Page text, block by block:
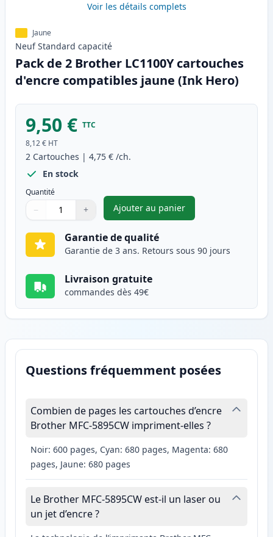
Voir les détails complets
Jaune
Neuf Standard capacité
Pack de 2 Brother LC1100Y cartouches
d'encre compatibles jaune (Ink Hero)
9,50 € TTC
8,12 € HT
2 Cartouches | 4,75 € /ch.
En stock
Quantité
Quantité
Utilisez les boutons pour ajuster
− +
Quantité
Ajouter au panier
,Pack de 2 Brother LC1100Y
Garantie de qualité
Garantie de 3 ans. Retours sous 90 jours
Livraison gratuite
commandes dès 49€
Questions fréquemment posées
Combien de pages les cartouches d’encre
Brother MFC-5895CW impriment-elles ?
Noir: 600 pages, Cyan: 680 pages, Magenta: 680
pages, Jaune: 680 pages
Le Brother MFC-5895CW est-il un laser ou
un jet d’encre ?